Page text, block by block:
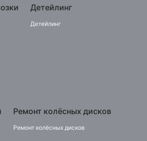
Детейлинг
Детейлинг
Ремонт колёсных дисков
Ремонт колёсных дисков